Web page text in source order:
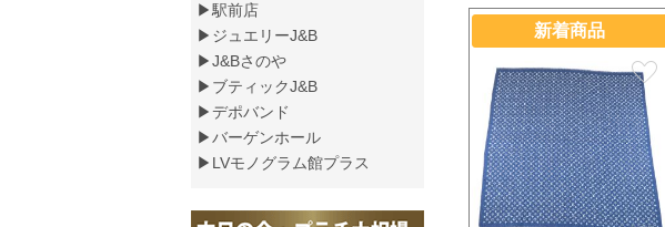
▶駅前店
▶ジュエリーJ&B
▶J&Bさのや
▶ブティックJ&B
▶デポバンド
▶バーゲンホール
▶LVモノグラム館プラス
新着商品
favorite